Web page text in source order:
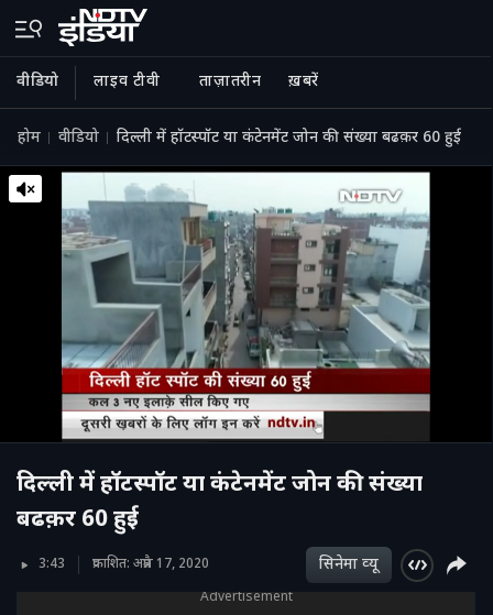
वीडियो लाइव टीवी ताज़ातरीन ख़बरें
होम वीडियो दिल्ली में हॉटस्पॉट या कंटेनमेंट जोन की संख्या बढक़र 60 हुई
दिल्ली में हॉटस्पॉट या कंटेनमेंट जोन की संख्या
बढक़र 60 हुई
3:43 प्रकाशित: अप्रैल 17, 2020 सिनेमा व्‍यू
Advertisement